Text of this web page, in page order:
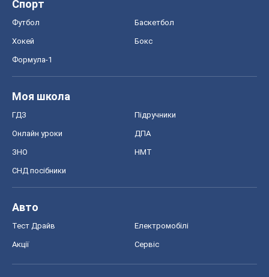
Спорт
Футбол Баскетбол
Хокей Бокс
Формула-1
Моя школа
ГДЗ Підручники
Онлайн уроки ДПА
ЗНО НМТ
СНД посібники
Авто
Тест Драйв Електромобілі
Акції Сервіс